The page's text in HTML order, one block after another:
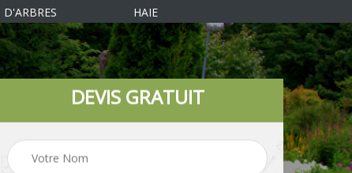
D'ARBRES
HAIE
DEVIS GRATUIT